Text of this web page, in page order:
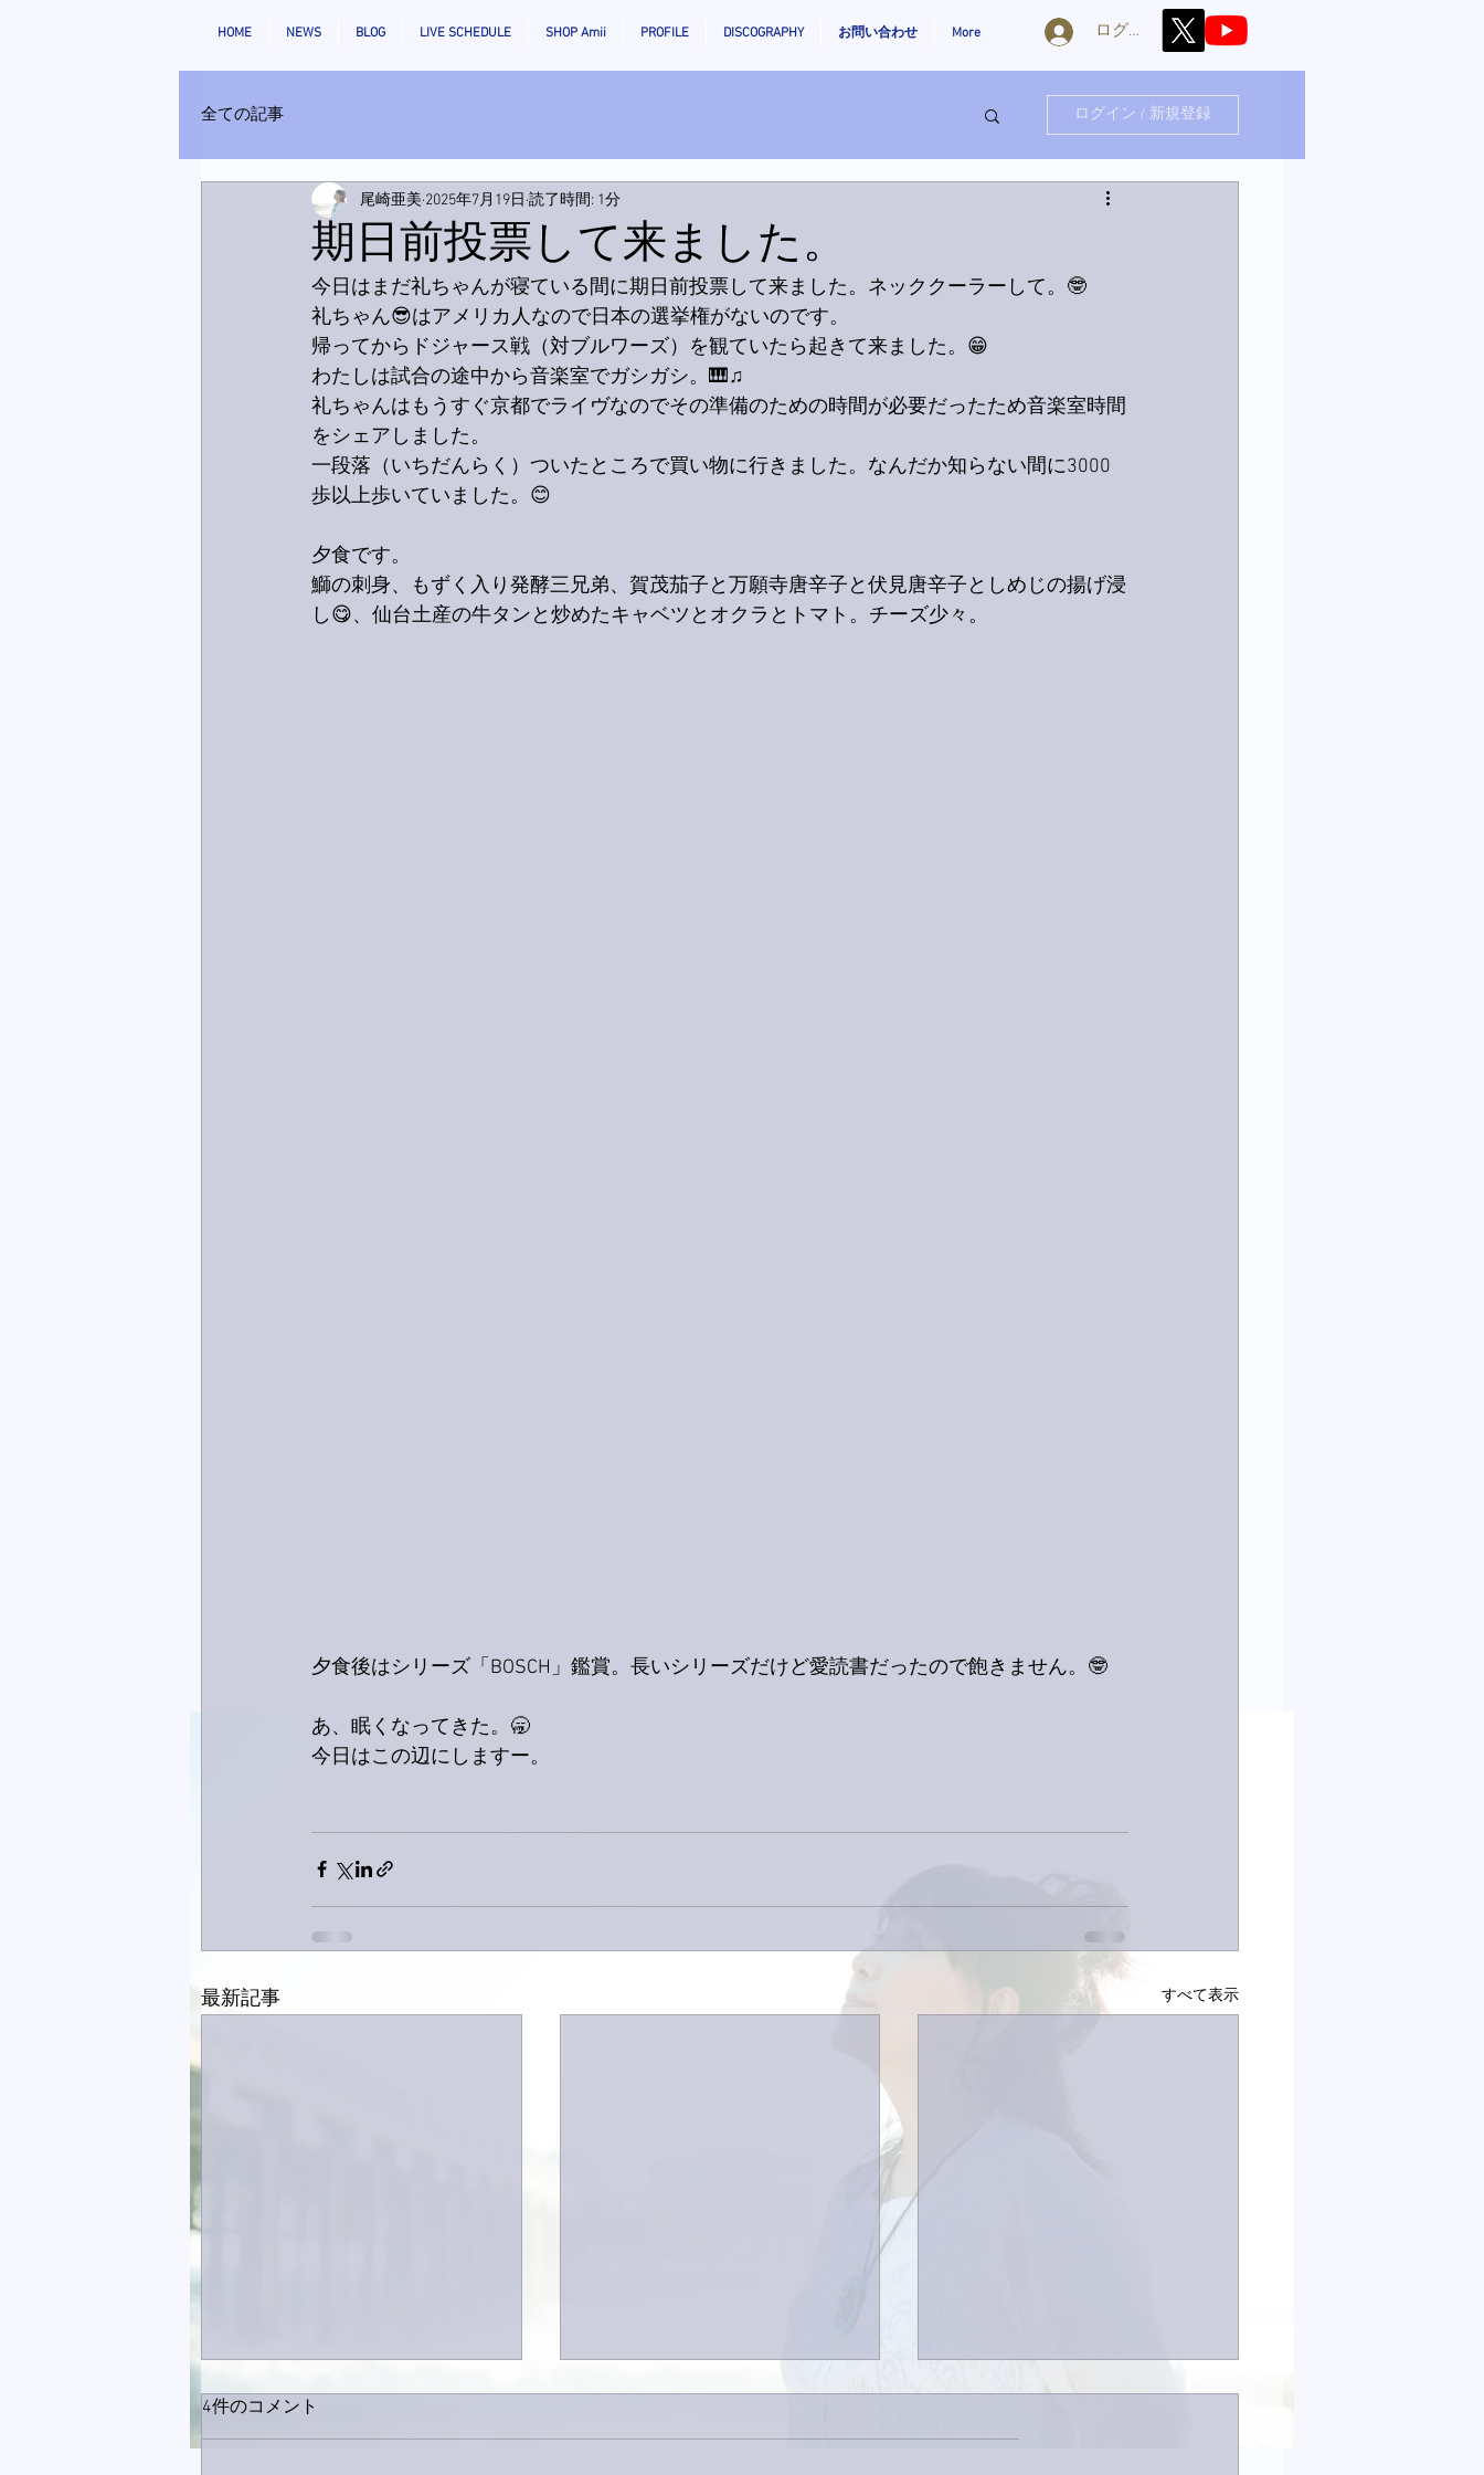
HOME NEWS BLOG LIVE SCHEDULE SHOP Amii PROFILE DISCOGRAPHY お問い合わせ More ログイン
全ての記事 ログイン / 新規登録
期日前投票して来ました。
尾崎亜美 2025年7月19日 読了時間: 1分
今日はまだ礼ちゃんが寝ている間に期日前投票して来ました。ネッククーラーして。🤓
礼ちゃん😎はアメリカ人なので日本の選挙権がないのです。
帰ってからドジャース戦（対ブルワーズ）を観ていたら起きて来ました。😁
わたしは試合の途中から音楽室でガシガシ。🎹♫
礼ちゃんはもうすぐ京都でライヴなのでその準備のための時間が必要だったため音楽室時間
をシェアしました。
一段落（いちだんらく）ついたところで買い物に行きました。なんだか知らない間に3000
歩以上歩いていました。😊
夕食です。
鰤の刺身、もずく入り発酵三兄弟、賀茂茄子と万願寺唐辛子と伏見唐辛子としめじの揚げ浸
し😋、仙台土産の牛タンと炒めたキャベツとオクラとトマト。チーズ少々。
夕食後はシリーズ「BOSCH」鑑賞。長いシリーズだけど愛読書だったので飽きません。🤓
あ、眠くなってきた。🥱
今日はこの辺にしますー。
最新記事 すべて表示
4件のコメント